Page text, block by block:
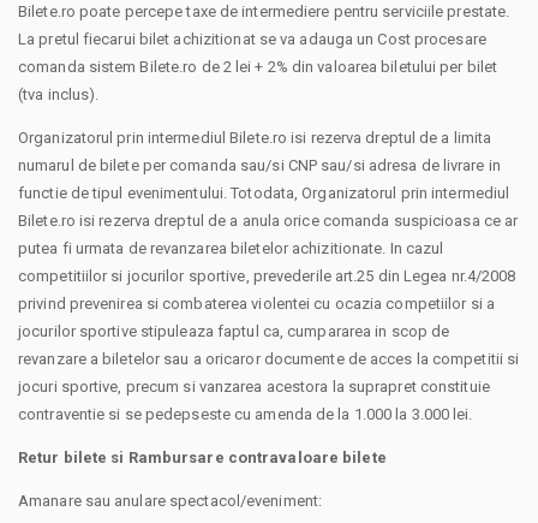
Bilete.ro poate percepe taxe de intermediere pentru serviciile prestate.
La pretul fiecarui bilet achizitionat se va adauga un Cost procesare
comanda sistem Bilete.ro de 2 lei + 2% din valoarea biletului per bilet
(tva inclus).
Organizatorul prin intermediul Bilete.ro isi rezerva dreptul de a limita
numarul de bilete per comanda sau/si CNP sau/si adresa de livrare in
functie de tipul evenimentului. Totodata, Organizatorul prin intermediul
Bilete.ro isi rezerva dreptul de a anula orice comanda suspicioasa ce ar
putea fi urmata de revanzarea biletelor achizitionate. In cazul
competitiilor si jocurilor sportive, prevederile art.25 din Legea nr.4/2008
privind prevenirea si combaterea violentei cu ocazia competiilor si a
jocurilor sportive stipuleaza faptul ca, cumpararea in scop de
revanzare a biletelor sau a oricaror documente de acces la competitii si
jocuri sportive, precum si vanzarea acestora la suprapret constituie
contraventie si se pedepseste cu amenda de la 1.000 la 3.000 lei.
Retur bilete si Rambursare contravaloare bilete
Amanare sau anulare spectacol/eveniment: